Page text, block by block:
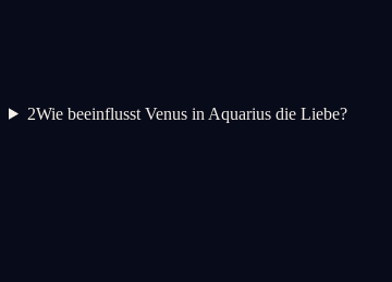
2Wie beeinflusst Venus in Aquarius die Liebe?